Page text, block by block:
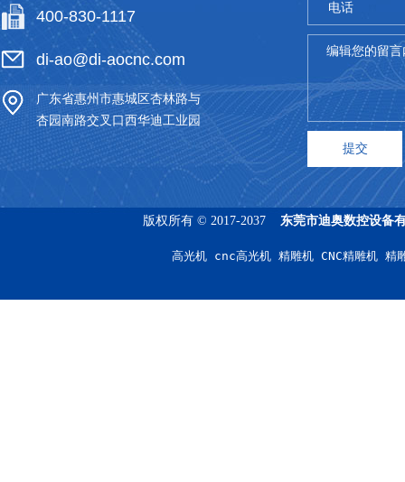
400-830-1117
di-ao@di-aocnc.com
广东省惠州市惠城区杏林路与
杏园南路交叉口西华迪工业园
版权所有 © 2017-2037 东莞市迪奥数控设备
高光机 cnc高光机 精雕机 CNC精雕机 精
电话
编辑您的留言